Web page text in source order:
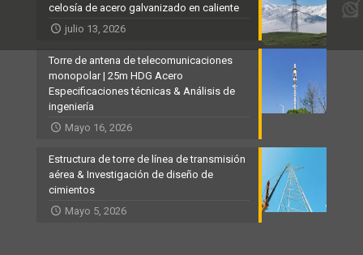
celosía de acero galvanizado en caliente
julio 13, 2026
Torre de antena de telecomunicaciones
monopolar | 25m HDG Acero
Especificaciones técnicas & Análisis de
ingeniería
Mayo 16, 2026
Estructura de torre de línea de transmisión
aérea & Investigación de diseño de
cimientos
Mayo 5, 2026